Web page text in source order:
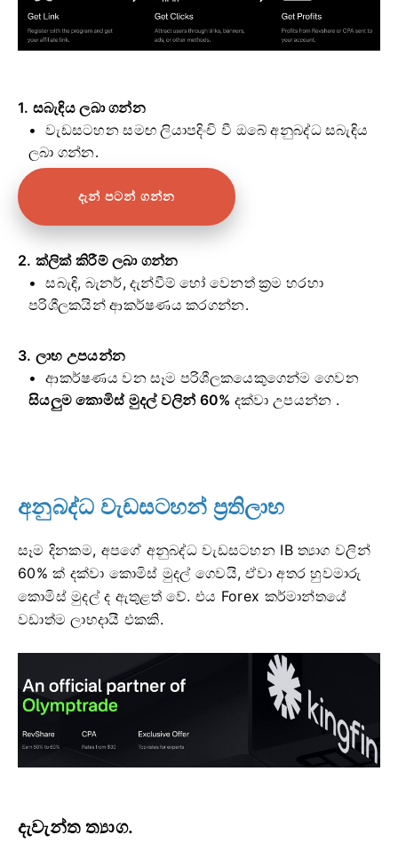
1. සබැඳිය ලබා ගන්න
වැඩසටහන සමඟ ලියාපදිංචි වී ඔබේ අනුබද්ධ සබැඳිය
ලබා ගන්න.
දැන් පටන් ගන්න
2. ක්ලික් කිරීම් ලබා ගන්න
සබැඳි, බැනර්, දැන්වීම් හෝ වෙනත් ක්‍රම හරහා
පරිශීලකයින් ආකර්ෂණය කරගන්න.
3. ලාභ උපයන්න
ආකර්ෂණය වන සෑම පරිශීලකයෙකුගෙන්ම ගෙවන
සියලුම කොමිස් මුදල් වලින් 60% දක්වා උපයන්න .
අනුබද්ධ වැඩසටහන් ප්‍රතිලාභ
සෑම දිනකම, අපගේ අනුබද්ධ වැඩසටහන IB ත්‍යාග වලින්
60% ක් දක්වා කොමිස් මුදල් ගෙවයි, ඒවා අතර හුවමාරු
කොමිස් මුදල් ද ඇතුළත් වේ. එය Forex කර්මාන්තයේ
වඩාත්ම ලාභදායී එකකි.
දැවැන්ත ත්‍යාග.